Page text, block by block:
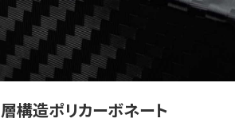
構造ポリカーボネート